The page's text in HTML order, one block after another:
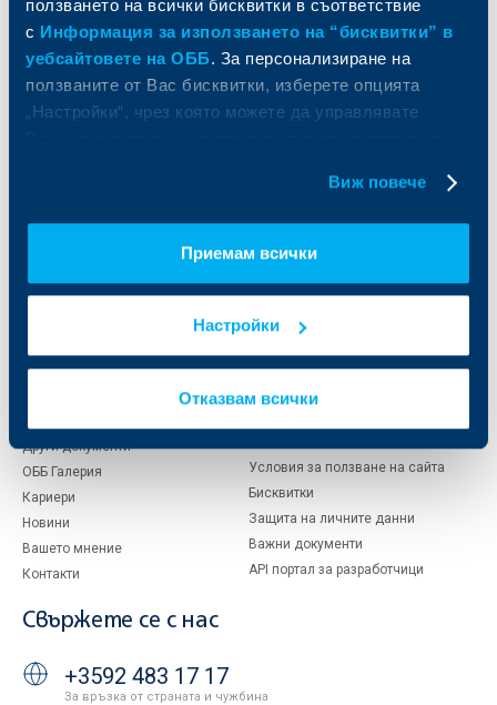
ползването на всички бисквитки в съответствие
с Информация за използването на “бисквитки” в
уебсайтовете на ОББ. За персонализиране на
ползваните от Вас бисквитки, изберете опцията
„Настройки“, чрез която можете да управлявате
Виж повече
Приемам всички
Настройки
Отказвам всички
Спестявания и инвестиции
Частно банкиране
Застраховки
Актуализация на клиентски данни
ПОС терминали
Пазари, инвестиционно банкиране
и попечителски услуги
Факторинг
За KBC Груп
Европейско финансиране
Други документи
ОББ Галерия
Кариери
Новини
Вашето мнение
Контакти
ОББ Интерлийз
ОББ Пенсионно осигуряване
ОББ Застрахователен брокер
Условия за ползване на сайта
Бисквитки
Защита на личните данни
Важни документи
API портал за разработчици
Свържете се с нас
+3592 483 17 17
За връзка от страната и чужбина